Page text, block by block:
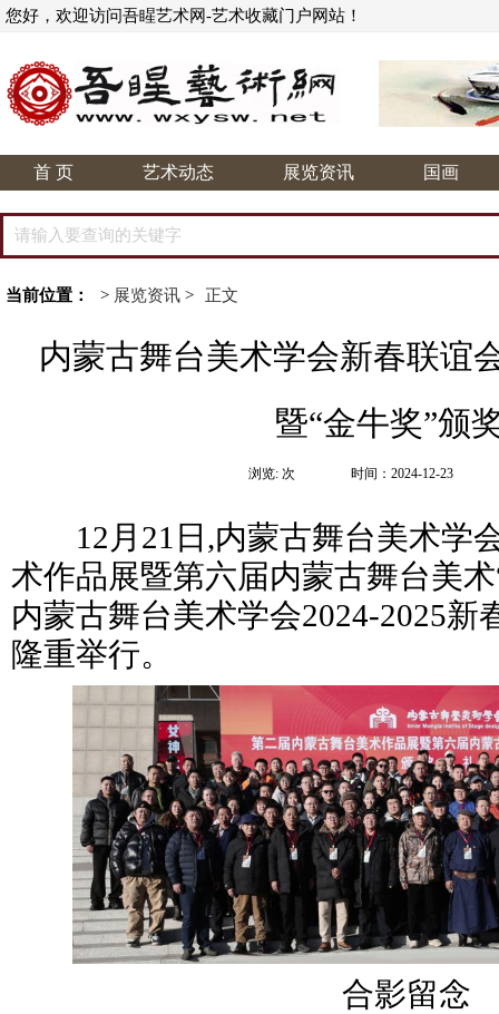
您好，欢迎访问吾睲艺术网-艺术收藏门户网站！
首 页 艺术动态 展览资讯 国画
当前位置： > 展览资讯 > 正文
内蒙古舞台美术学会新春联谊
暨“金牛奖”颁
时间：2024-12-23
浏览: 次
12月21日,内蒙古舞台美术学
术作品展暨第六届内蒙古舞台美
内蒙古舞台美术学会2024-2025新
隆重举行。
合影留念